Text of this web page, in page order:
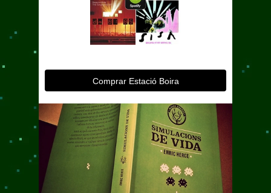
Comprar Estació Boira